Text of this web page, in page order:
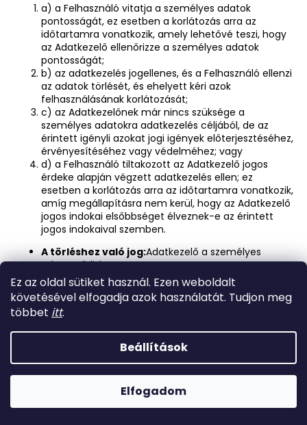
Ez az oldal sütiket használ. Ezen weboldalt
követésével elfogadja azok használatát. Tudjon meg
többet itt.
Beállítások
Elfogadom
a) a Felhasználó vitatja a személyes adatok
pontosságát, ez esetben a korlátozás arra az
időtartamra vonatkozik, amely lehetővé teszi, hogy
az Adatkezelő ellenőrizze a személyes adatok
pontosságát;
b) az adatkezelés jogellenes, és a Felhasználó ellenzi
az adatok törlését, és ehelyett kéri azok
felhasználásának korlátozását;
c) az Adatkezelőnek már nincs szüksége a
személyes adatokra adatkezelés céljából, de az
érintett igényli azokat jogi igények előterjesztéséhez,
érvényesítéséhez vagy védelméhez; vagy
d) a Felhasználó tiltakozott az Adatkezelő jogos
érdeke alapján végzett adatkezelés ellen; ez
esetben a korlátozás arra az időtartamra vonatkozik,
amíg megállapításra nem kerül, hogy az Adatkezelő
jogos indokai elsőbbséget élveznek-e az érintett
jogos indokaival szemben.
A törléshez való jog:Adatkezelő a személyes
adatot törli, ha:
a) a személyes adatokra már nincs szükség abból a
célból, amelyből azokat gyűjtötték vagy más
módon kezelték;
képező hozzájárulását, és az adatkezelésnek nincs
c) a Felhasználó tiltakozik az adatkezelés ellen, és
nincs elsőbbséget élvező jogszerű ok az
adatkezelésre, vagy a Felhasználó a tiltakozik a